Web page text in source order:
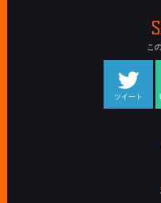
こ
ツイート